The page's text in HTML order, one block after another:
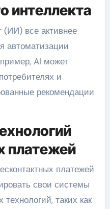
интеллекта
(ИИ) все активнее
автоматизации
AI может
и
рекомендации
платежей
платежей
свои системы
таких как